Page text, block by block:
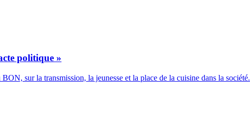
politique »
sur la transmission, la jeunesse et la place de la cuisine dans la société.